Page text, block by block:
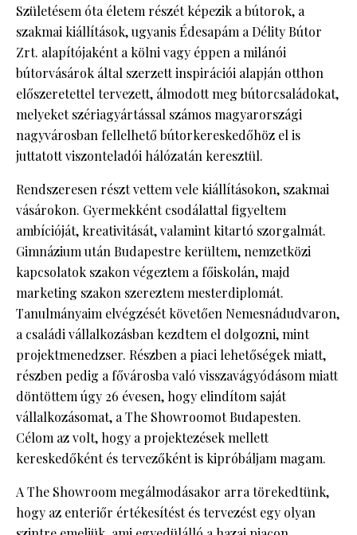
Születésem óta életem részét képezik a bútorok, a
szakmai kiállítások, ugyanis Édesapám a Délity Bútor
Zrt. alapítójaként a kölni vagy éppen a milánói
bútorvásárok által szerzett inspirációi alapján otthon
előszeretettel tervezett, álmodott meg bútorcsaládokat,
melyeket szériagyártással számos magyarországi
nagyvárosban fellelhető bútorkereskedőhöz el is
juttatott viszonteladói hálózatán keresztül.
Rendszeresen részt vettem vele kiállításokon, szakmai
vásárokon. Gyermekként csodálattal figyeltem
ambícióját, kreativitását, valamint kitartó szorgalmát.
Gimnázium után Budapestre kerültem, nemzetközi
kapcsolatok szakon végeztem a főiskolán, majd
marketing szakon szereztem mesterdiplomát.
Tanulmányaim elvégzését követően Nemesnádudvaron,
a családi vállalkozásban kezdtem el dolgozni, mint
projektmenedzser. Részben a piaci lehetőségek miatt,
részben pedig a fővárosba való visszavágyódásom miatt
döntöttem úgy 26 évesen, hogy elindítom saját
vállalkozásomat, a The Showroomot Budapesten.
Célom az volt, hogy a projektezések mellett
kereskedőként és tervezőként is kipróbáljam magam.
A The Showroom megálmodásakor arra törekedtünk,
hogy az enteriőr értékesítést és tervezést egy olyan